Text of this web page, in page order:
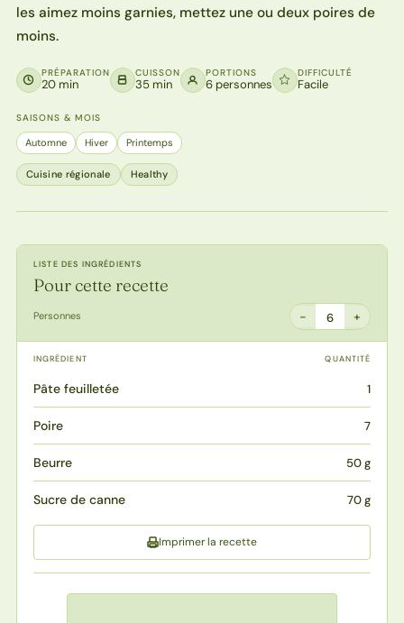
les aimez moins garnies, mettez une ou deux poires de
moins.
PRÉPARATION
20 min
CUISSON
35 min
PORTIONS
6 personnes
DIFFICULTÉ
Facile
SAISONS & MOIS
Automne Hiver Printemps
Cuisine régionale Healthy
LISTE DES INGRÉDIENTS
Pour cette recette
Personnes − 6 +
INGRÉDIENT QUANTITÉ
Pâte feuilletée 1
Poire 7
Beurre 50 g
Sucre de canne 70 g
Imprimer la recette